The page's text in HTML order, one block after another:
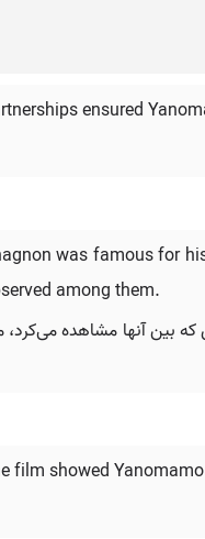
ensured
was famous for
among them.
بین آنها مشاهده
film showed